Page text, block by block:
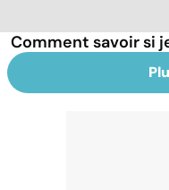
Comment savoir si